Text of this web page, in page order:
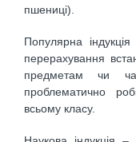
пшениці).
Популярна
перерахування
предметам чи
проблематично
всьому класу.